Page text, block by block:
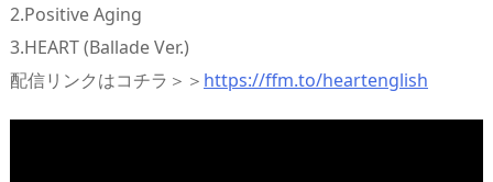
2.Positive Aging
3.HEART (Ballade Ver.)
配信リンクはコチラ＞＞ https://ffm.to/heartenglish